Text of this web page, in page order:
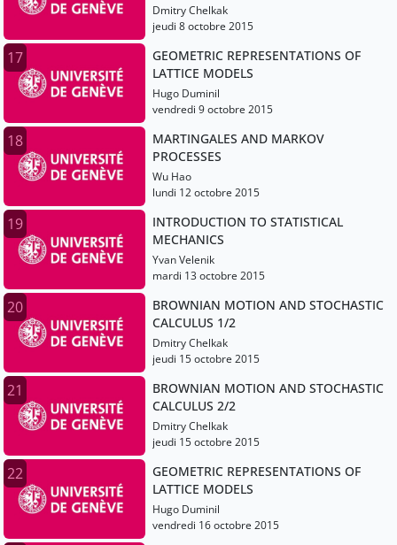
Dmitry Chelkak
jeudi 8 octobre 2015
17
GEOMETRIC REPRESENTATIONS OF
LATTICE MODELS
Hugo Duminil
vendredi 9 octobre 2015
18
MARTINGALES AND MARKOV
PROCESSES
Wu Hao
lundi 12 octobre 2015
19
INTRODUCTION TO STATISTICAL
MECHANICS
Yvan Velenik
mardi 13 octobre 2015
20
BROWNIAN MOTION AND STOCHASTIC
CALCULUS 1/2
Dmitry Chelkak
jeudi 15 octobre 2015
21
BROWNIAN MOTION AND STOCHASTIC
CALCULUS 2/2
Dmitry Chelkak
jeudi 15 octobre 2015
22
GEOMETRIC REPRESENTATIONS OF
LATTICE MODELS
Hugo Duminil
vendredi 16 octobre 2015